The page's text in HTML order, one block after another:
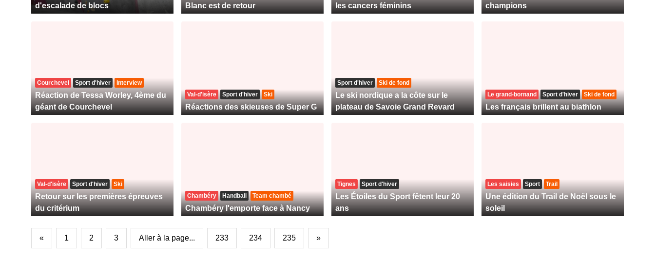
d'escalade de blocs
Blanc est de retour
les cancers féminins
champions
Courchevel Sport d'hiver Interview
Réaction de Tessa Worley, 4ème du
géant de Courchevel
Val-d'isère Sport d'hiver Ski
Réactions des skieuses de Super G
Sport d'hiver Ski de fond
Le ski nordique a la côte sur le
plateau de Savoie Grand Revard
Le grand-bornand Sport d'hiver Ski de fond
Les français brillent au biathlon
Val-d'isère Sport d'hiver Ski
Retour sur les premières épreuves
du critérium
Chambéry Handball Team chambé
Chambéry l'emporte face à Nancy
Tignes Sport d'hiver
Les Étoiles du Sport fêtent leur 20
ans
Les saisies Sport Trail
Une édition du Trail de Noël sous le
soleil
« 1 2 3 Aller à la page... 233 234 235 »